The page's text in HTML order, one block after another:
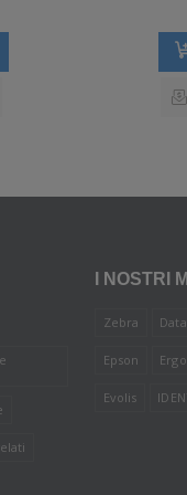
I NOSTRI
Zebra
Epson Ergo
Evolis